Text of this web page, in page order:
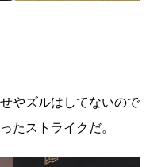
やズルはしてないので
たストライクだ。